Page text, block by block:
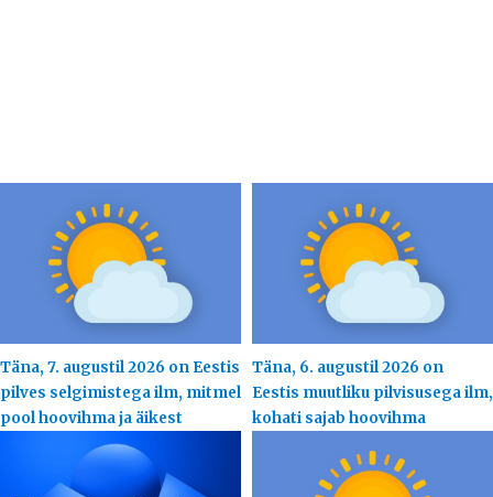
Täna, 7. augustil 2026 on Eestis
pilves selgimistega ilm, mitmel
pool hoovihma ja äikest
Täna, 6. augustil 2026 on
Eestis muutliku pilvisusega ilm,
kohati sajab hoovihma